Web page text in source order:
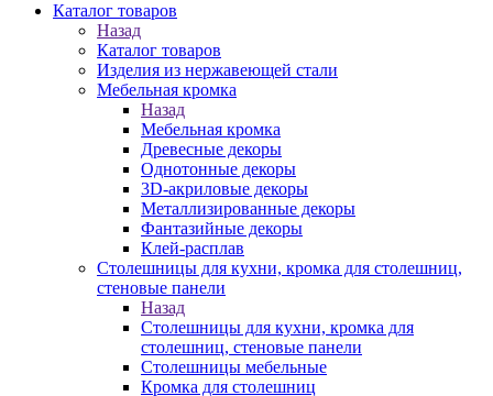
Каталог товаров
Назад
Каталог товаров
Изделия из нержавеющей стали
Мебельная кромка
Назад
Мебельная кромка
Древесные декоры
Однотонные декоры
3D-акриловые декоры
Металлизированные декоры
Фантазийные декоры
Клей-расплав
Столешницы для кухни, кромка для столешниц,
стеновые панели
Назад
Столешницы для кухни, кромка для
столешниц, стеновые панели
Столешницы мебельные
Кромка для столешниц